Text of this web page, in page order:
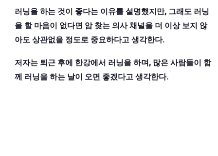
러닝을 하는 것이 좋다는 이유를 설명했지만, 그래도 러닝
을 할 마음이 없다면 암 찾는 의사 채널을 더 이상 보지 않
아도 상관없을 정도로 중요하다고 생각한다.
저자는 퇴근 후에 한강에서 러닝을 하며, 많은 사람들이 함
께 러닝을 하는 날이 오면 좋겠다고 생각한다.